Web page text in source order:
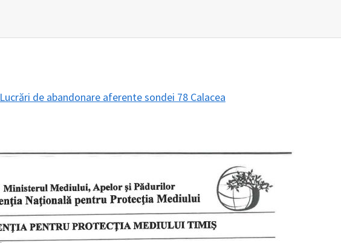
de abandonare aferente sondei 78 Calacea